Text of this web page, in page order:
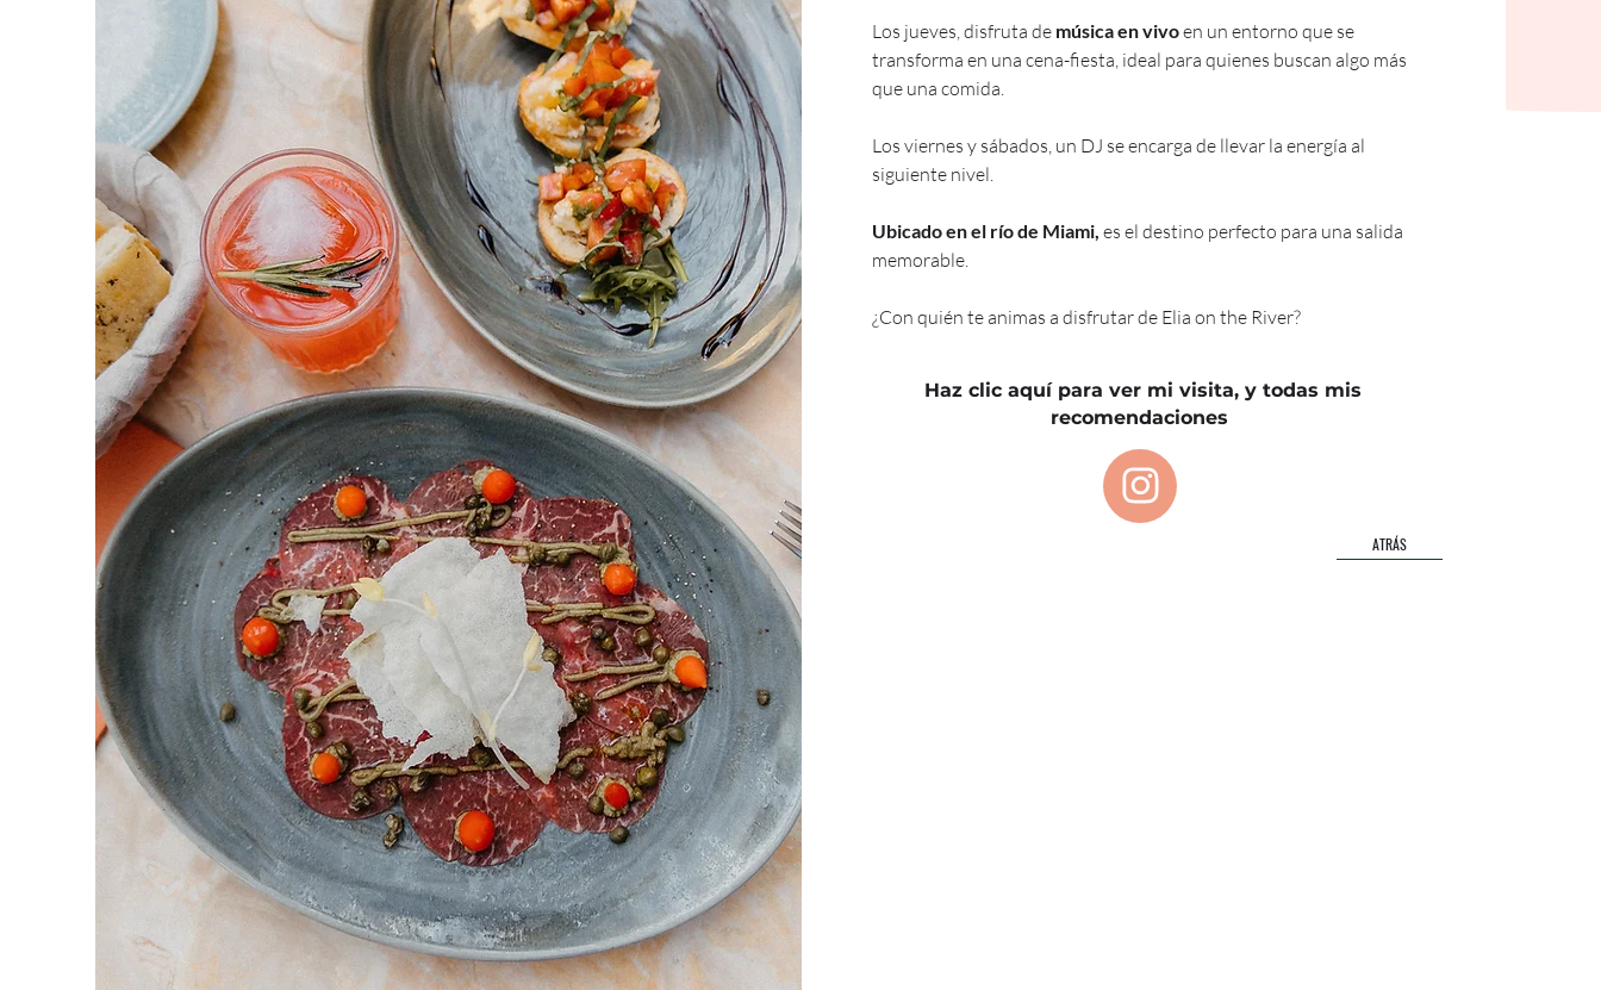
Los jueves, disfruta de música en vivo en un entorno que se
transforma en una cena-fiesta, ideal para quienes buscan algo más
que una comida.
Los viernes y sábados, un DJ se encarga de llevar la energía al
siguiente nivel.
Ubicado en el río de Miami, es el destino perfecto para una salida
memorable.
¿Con quién te animas a disfrutar de Elia on the River?
Haz clic aquí para ver mi visita, y todas mis
recomendaciones
ATRÁS